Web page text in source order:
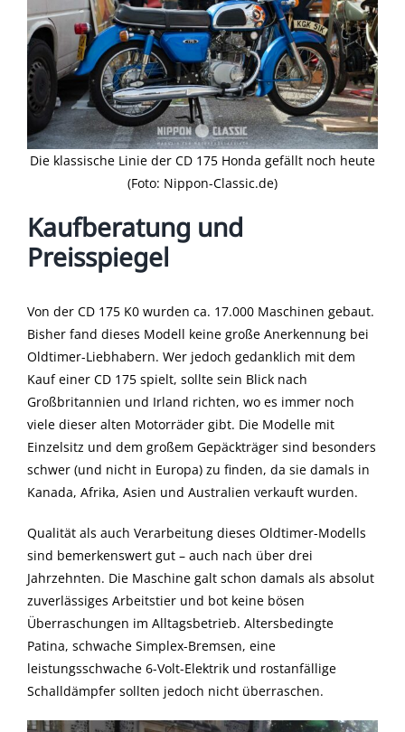
Die klassische Linie der CD 175 Honda gefällt noch heute
(Foto: Nippon-Classic.de)
Kaufberatung und
Preisspiegel
Von der CD 175 K0 wurden ca. 17.000 Maschinen gebaut.
Bisher fand dieses Modell keine große Anerkennung bei
Oldtimer-Liebhabern. Wer jedoch gedanklich mit dem
Kauf einer CD 175 spielt, sollte sein Blick nach
Großbritannien und Irland richten, wo es immer noch
viele dieser alten Motorräder gibt. Die Modelle mit
Einzelsitz und dem großem Gepäckträger sind besonders
schwer (und nicht in Europa) zu finden, da sie damals in
Kanada, Afrika, Asien und Australien verkauft wurden.
Qualität als auch Verarbeitung dieses Oldtimer-Modells
sind bemerkenswert gut – auch nach über drei
Jahrzehnten. Die Maschine galt schon damals als absolut
zuverlässiges Arbeitstier und bot keine bösen
Überraschungen im Alltagsbetrieb. Altersbedingte
Patina, schwache Simplex-Bremsen, eine
leistungsschwache 6-Volt-Elektrik und rostanfällige
Schalldämpfer sollten jedoch nicht überraschen.